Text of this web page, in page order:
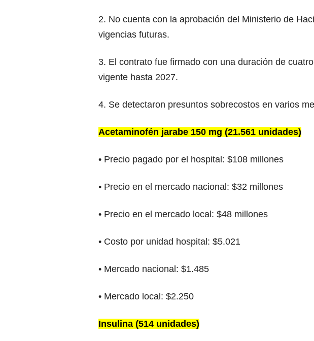
2. No cuenta con la aprobación del Ministerio de
vigencias futuras.
3. El contrato fue firmado con una duración de
vigente hasta 2027.
4. Se detectaron presuntos sobrecostos en varios
Acetaminofén jarabe 150 mg (21.561 unidades)
• Precio pagado por el hospital: $108 millones
• Precio en el mercado nacional: $32 millones
• Precio en el mercado local: $48 millones
• Costo por unidad hospital: $5.021
• Mercado nacional: $1.485
• Mercado local: $2.250
Insulina (514 unidades)